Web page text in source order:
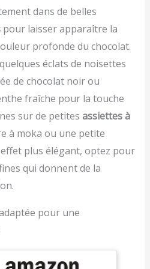
COMPACT & PRATIQUE
Bol 3,5L en acier
inoxydable, idéal pour
préparer facilement vos
recettes du quotidien.
Hygiénique, durable et
sans transfert d’odeur, il
convient parfaitement
aux petites cuisines et à
une utilisation familiale.
Son format compact
reste facile à nettoyer et
à utiliser au quotidien. 10
VITESSES + FONCTION
PULSE – CONTRÔLE
niveaux de vitesse et de
parfaitement le mélange
à chaque recette. Des
pulsepour répondre à
tous vos besoins en
matière de pâtisserie.
S'ADAPTE ATOUS VOS
BESOINS EN PÂTISSERIE
: 3 outils essentiels - un
fouet pour les œufs, un
batteur pour les gâteaux
et un crochet pétrinpour
les brioches et les pâtes
brisées. FACILE À
RANGER : Sa taille
rangement - idéal pour
toute cuisine, du
RÉPARABLE PENDANT
vous recommandons de
faire réparer votre
dans de belles
pour laisser apparaître la
profonde du chocolat.
éclats de noisettes
de chocolat noir ou
fraîche pour la touche
sur de petites assiettes à
à moka ou une petite
plus élégant, optez pour
qui donnent de la
pour une